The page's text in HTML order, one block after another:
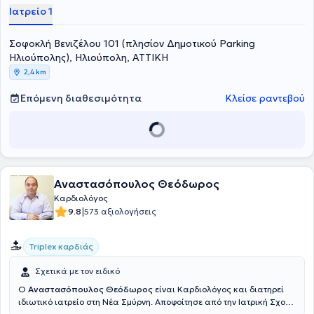
Ιατρείο 1
Σοφοκλή Βενιζέλου 101 (πλησίον Δημοτικού Parking
Ηλιούπολης), Ηλιούπολη, ΑΤΤΙΚΗ
2,4 km
Επόμενη διαθεσιμότητα Κλείσε ραντεβού
Αναστασόπουλος Θεόδωρος
Καρδιολόγος
9.8|573 αξιολογήσεις
Triplex καρδιάς
Σχετικά με τον ειδικό
Ο Αναστασόπουλος Θεόδωρος είναι Καρδιολόγος και διατηρεί
ιδιωτικό ιατρείο στη Νέα Σμύρνη. Αποφοίτησε από την Ιατρική Σχολή